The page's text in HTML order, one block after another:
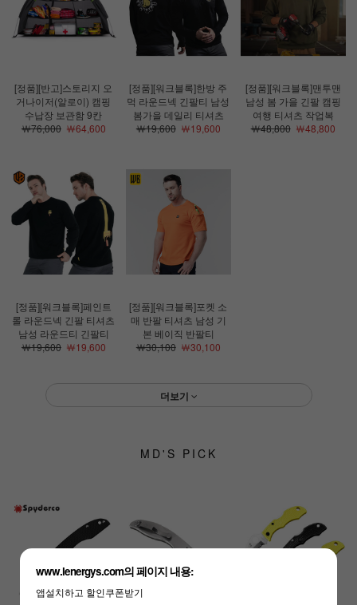
[정품][반고]스토리지 오
거나이저(알로이) 캠핑
수납장 보관함 9칸
￦76,000￦64,600
[정품][워크블록]한방 주
먹 라운드넥 긴팔티 남성
봄가을 데일리 티셔츠
￦19,600￦19,600
[정품][워크블록]맨투맨
남성 봄 가을 긴팔 캠핑
여행 티셔츠 작업복
￦48,800￦48,800
[정품][워크블록]페인트
롤 라운드넥 긴팔 티셔츠
남성 라운드티 긴팔티
￦19,600￦19,600
[정품][워크블록]포켓 소
매 반팔 티셔츠 남성 기
본 베이직 반팔티
￦30,100￦30,100
더보기
MD'S PICK
www.lenergys.com의 페이지 내용:
앱설치하고 할인쿠폰받기